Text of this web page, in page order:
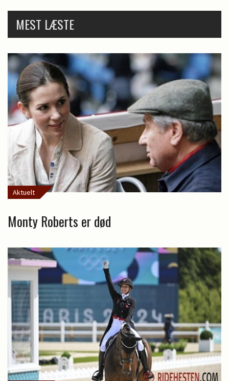
MEST LÆSTE
Aktuelt
Monty Roberts er død